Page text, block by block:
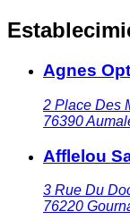
Agnes
2 Place Des
76390
Afflelou
3 Rue Du
76220